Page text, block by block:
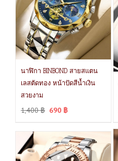
นาฬิกา BINBOND สายสแตน
เลสตัดทอง หน้าปัดสีน้ำเงิน
สวยงาม
1,400฿ 690 ฿